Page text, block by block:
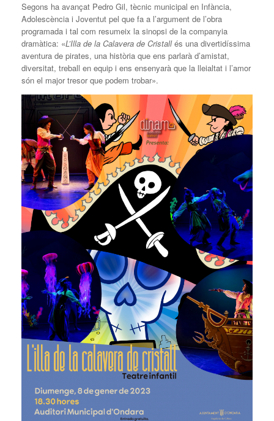
Segons ha avançat Pedro Gil, tècnic municipal en Infància,
Adolescència i Joventut pel que fa a l’argument de l’obra
programada i tal com resumeix la sinopsi de la companyia
dramàtica: «L’Illa de la Calavera de Cristallés una divertidíssima
aventura de pirates, una història que ens parlarà d’amistat,
diversitat, treball en equip i ens ensenyarà que la lleialtat i l’amor
són el major tresor que podem trobar».